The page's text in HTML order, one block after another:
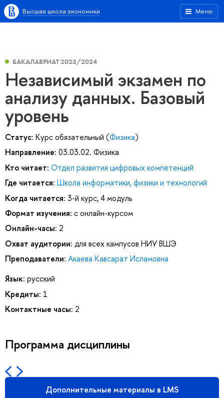
Меню
Высшая школа экономики
БАКАЛАВРИАТ 2023/2024
Независимый экзамен по
анализу данных. Базовый
уровень
Статус: Курс обязательный (Физика)
Направление: 03.03.02. Физика
Кто читает: Отдел развития цифровых компетенций
Где читается: Школа информатики, физики и технологий
Когда читается: 3-й курс, 4 модуль
Формат изучения: с онлайн-курсом
Онлайн-часы: 2
Охват аудитории: для всех кампусов НИУ ВШЭ
Преподаватели: Акаева Кавсарат Исламовна
Язык: русский
Кредиты: 1
Контактные часы: 2
Программа дисциплины
Дополнительные материалы в LMS